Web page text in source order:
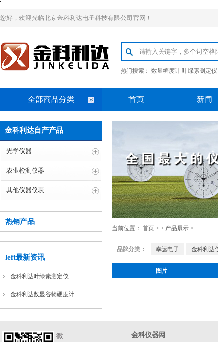
`
您好，欢迎光临北京金科利达电子科技有限公司官网！
热门搜索： 数显糖度计 叶绿素测定仪
全部商品分类 首页 新闻
金科利达自产产品
光学仪器
农业检测仪器
其他仪器仪表
热销产品
left最新资讯
金科利达叶绿素测定仪
金科利达数显谷物硬度计
当前位置： 首页 > > 产品展示 >
品牌分类： 幸运电子 金科利达
图片
微
金科仪器网